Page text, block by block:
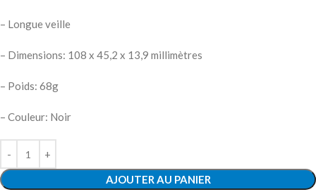
– Longue veille
– Dimensions: 108 x 45,2 x 13,9 millimètres
– Poids: 68g
– Couleur: Noir
AJOUTER AU PANIER